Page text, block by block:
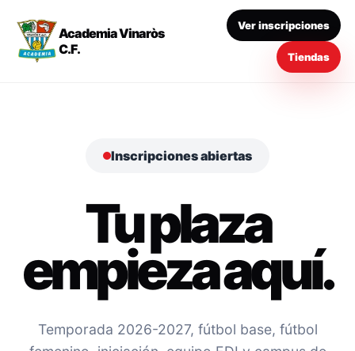
Academia Vinaròs
C.F.
Ver inscripciones
Tiendas
Inscripciones abiertas
Tu plaza
empieza aquí.
Temporada 2026-2027, fútbol base, fútbol